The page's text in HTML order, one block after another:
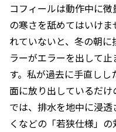
コフィールは動作中に
の寒さを舐めてはいけ
れていないと、冬の朝
ラーがエラーを出して
す。私が過去に手直し
面に放り出しているだ
では、排水を地中に浸
くなどの「若狭仕様」